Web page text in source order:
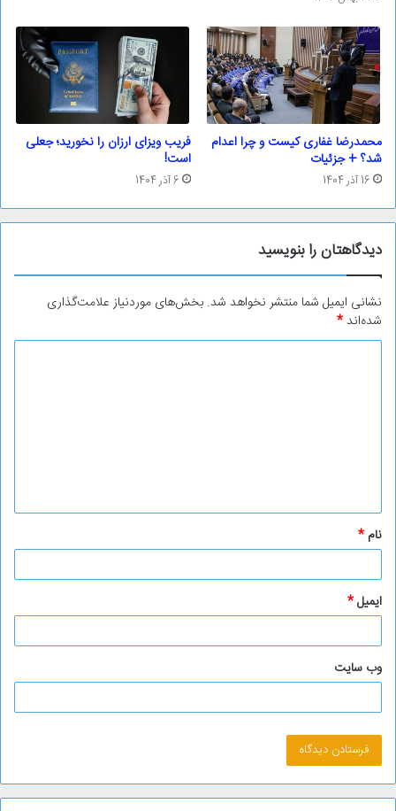
محمدرضا غفاری کیست و چرا اعدام
شد؟ + جزئیات
16 آذر 1404
فریب ویزای ارزان را نخورید؛ جعلی
است!
6 آذر 1404
دیدگاهتان را بنویسید
نشانی ایمیل شما منتشر نخواهد شد. بخش‌های موردنیاز علامت‌گذاری
شده‌اند*
*
نام *
ایمیل*
وب‌ سایت